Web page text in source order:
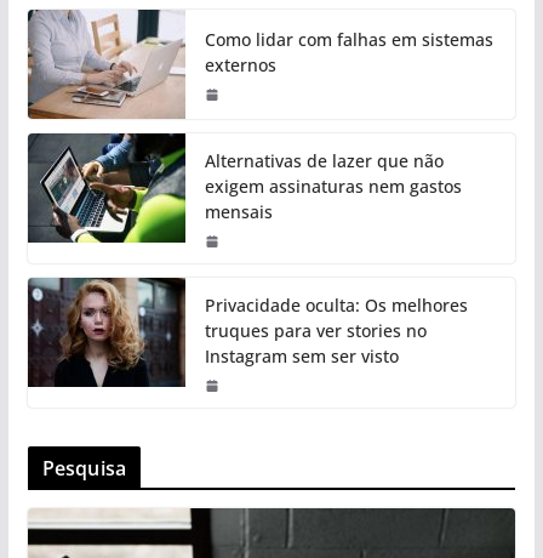
Como lidar com falhas em sistemas
externos
Alternativas de lazer que não
exigem assinaturas nem gastos
mensais
Privacidade oculta: Os melhores
truques para ver stories no
Instagram sem ser visto
Pesquisa